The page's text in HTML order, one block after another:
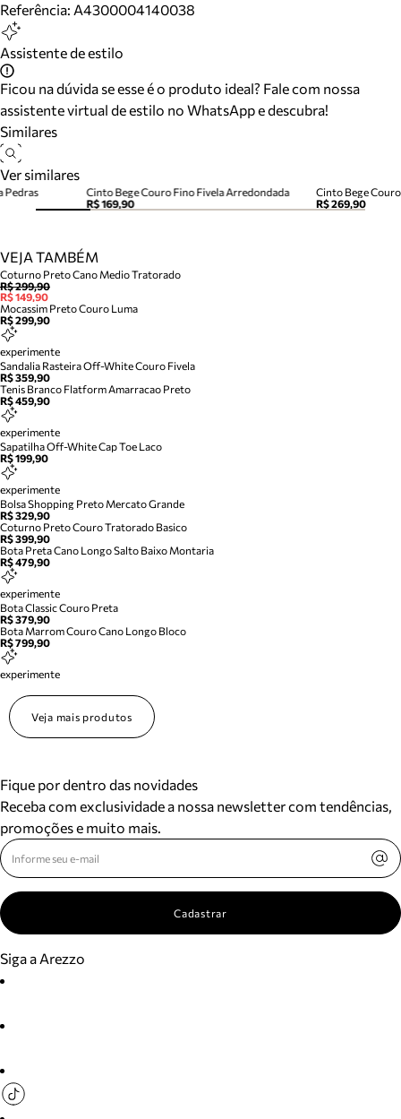
Referência: A4300004140038
Assistente de estilo
Ficou na dúvida se esse é o produto ideal? Fale com nossa
assistente virtual de estilo no WhatsApp e descubra!
Similares
Ver similares
Cinto Bege Couro Fino Fivela Arredondada
R$ 169,90
Cinto Bege
R$ 269,90
Pedras
VEJA TAMBÉM
Coturno Preto Cano Medio Tratorado
R$ 299,90
R$ 149,90
Mocassim Preto Couro Luma
R$ 299,90
experimente
Sandalia Rasteira Off-White Couro Fivela
R$ 359,90
Tenis Branco Flatform Amarracao Preto
R$ 459,90
experimente
Sapatilha Off-White Cap Toe Laco
R$ 199,90
experimente
Bolsa Shopping Preto Mercato Grande
R$ 329,90
Coturno Preto Couro Tratorado Basico
R$ 399,90
Bota Preta Cano Longo Salto Baixo Montaria
R$ 479,90
experimente
Bota Classic Couro Preta
R$ 379,90
Bota Marrom Couro Cano Longo Bloco
R$ 799,90
experimente
Veja mais produtos
Fique por dentro das novidades
Receba com exclusividade a nossa newsletter com tendências,
promoções e muito mais.
Cadastrar
Siga a Arezzo